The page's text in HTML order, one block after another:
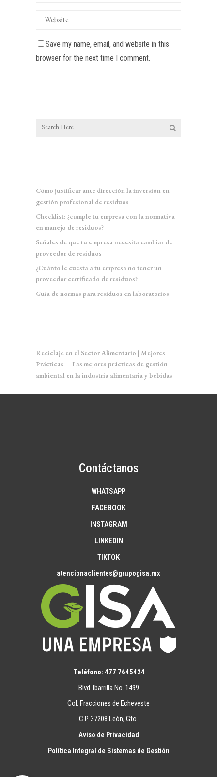
Save my name, email, and website in this
browser for the next time I comment.
Cómo justificar ante dirección la inversión en
gestión profesional de residuos
Checklist: ¿cumple tu empresa con la normativa
en manejo de residuos?
Señales de que tu empresa necesita cambiar de
proveedor de residuos
¿Cuánto le cuesta a tu empresa no tener un
proveedor certificado de residuos?
Guía de normas para residuos en laboratorios
Reciclaje en el Sector Alimentario | Mejores
Prácticas
Las mejores prácticas de gestión
ambiental en la industria alimentaria y bebidas
Contáctanos
WHATSAPP
FACEBOOK
INSTAGRAM
LINKEDIN
TIKTOK
atencionaclientes@grupogisa.mx
Teléfono: 477 7645424
Blvd. Ibarrilla No. 1499
Col. Fracciones de Echeveste
C.P. 37208 León, Gto.
Aviso de Privacidad
Política Integral de Sistemas de Gestión
GISA